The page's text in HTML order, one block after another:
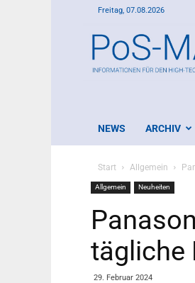
Freitag, 07.08.2026
Mail
NEWS ARCHIV
Start Allgemein
Allgemein Neuheiten
tägliche
29. Februar 2024